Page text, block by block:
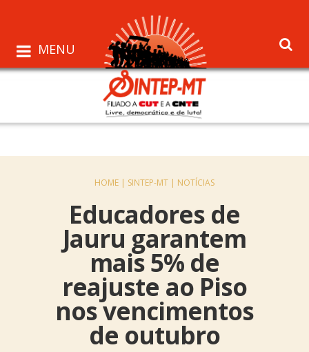
MENU
HOME | SINTEP-MT | NOTÍCIAS
Educadores de
Jauru garantem
mais 5% de
reajuste ao Piso
nos vencimentos
de outubro